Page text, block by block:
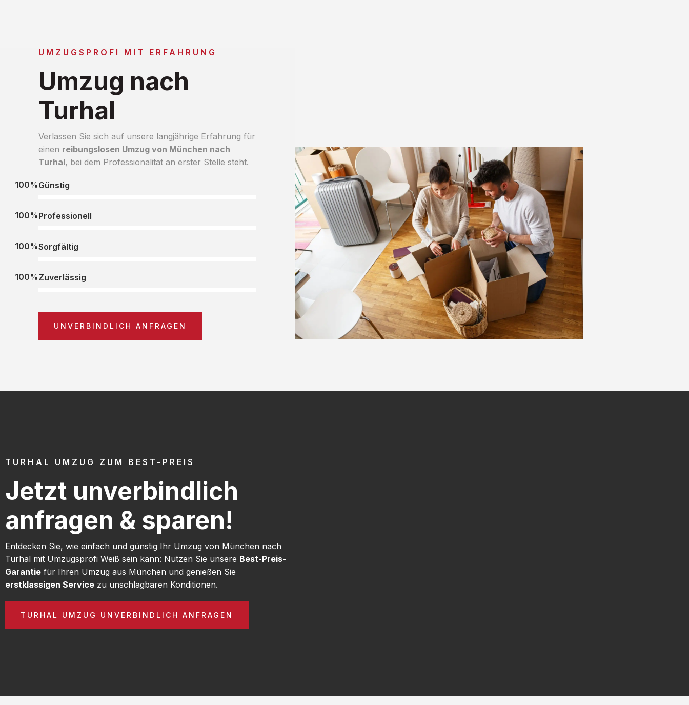
UMZUGSPROFI MIT ERFAHRUNG
Umzug nach
Turhal
Verlassen Sie sich auf unsere langjährige Erfahrung für
einen reibungslosen Umzug von München nach
Turhal, bei dem Professionalität an erster Stelle steht.
Günstig
100%
Professionell
100%
Sorgfältig
100%
Zuverlässig
100%
UNVERBINDLICH ANFRAGEN
TURHAL UMZUG ZUM BEST-PREIS
Jetzt unverbindlich
anfragen & sparen!
Entdecken Sie, wie einfach und günstig Ihr Umzug von München nach
Turhal mit Umzugsprofi Weiß sein kann: Nutzen Sie unsere Best-Preis-
Garantie für Ihren Umzug aus München und genießen Sie
erstklassigen Service zu unschlagbaren Konditionen.
TURHAL UMZUG UNVERBINDLICH ANFRAGEN